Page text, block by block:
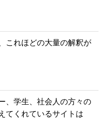
これほどの大量の解釈が
、学生、社会人の方々の
てくれているサイトは